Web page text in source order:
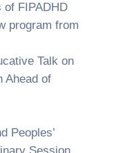
of FIPADHD
program from
Talk on
Ahead of
Peoples’